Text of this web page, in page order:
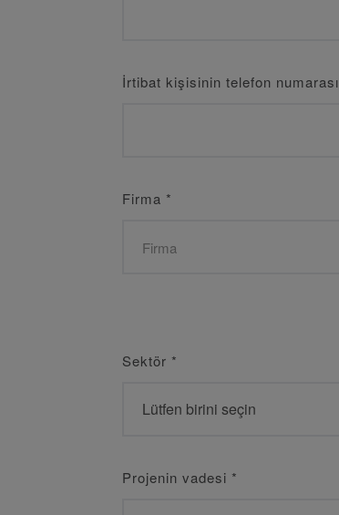
İrtibat kişisinin telefon numarası
Firma *
Sektör *
Projenin vadesi *